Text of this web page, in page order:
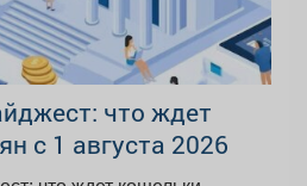
что ждет
с 1 августа 2026